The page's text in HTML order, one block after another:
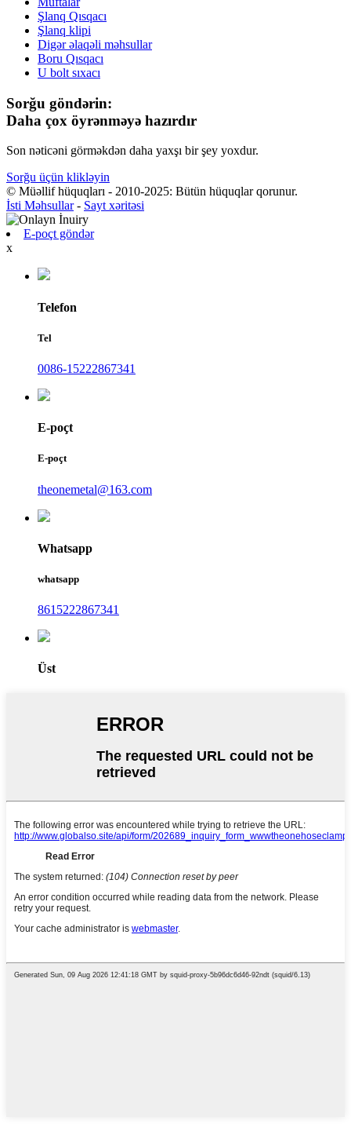
Şlanq Qısqacı
Şlanq klipi
Digər əlaqəli məhsullar
Boru Qısqacı
U bolt sıxacı
Sorğu göndərin:
Daha çox öyrənməyə hazırdır
Son nəticəni görməkdən daha yaxşı bir şey yoxdur.
Sorğu üçün klikləyin
© Müəllif hüquqları - 2010-2025: Bütün hüquqlar qorunur.
İsti Məhsullar- Sayt xəritəsi
E-poçt göndər
x
Telefon
Tel
0086-15222867341
E-poçt
E-poçt
theonemetal@163.com
Whatsapp
whatsapp
8615222867341
Üst